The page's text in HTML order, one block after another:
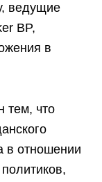
ведущие
BP,
в
тем, что
в отношении